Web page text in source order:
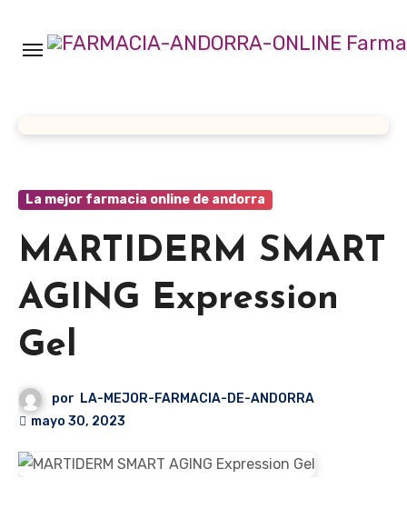
contenido
La mejor farmacia online de andorra
MARTIDERM SMART
AGING Expression
Gel
por LA-MEJOR-FARMACIA-DE-ANDORRA
mayo 30, 2023